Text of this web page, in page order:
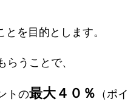
を目的とします。
うことで、
トの最大４０％ （ポイ